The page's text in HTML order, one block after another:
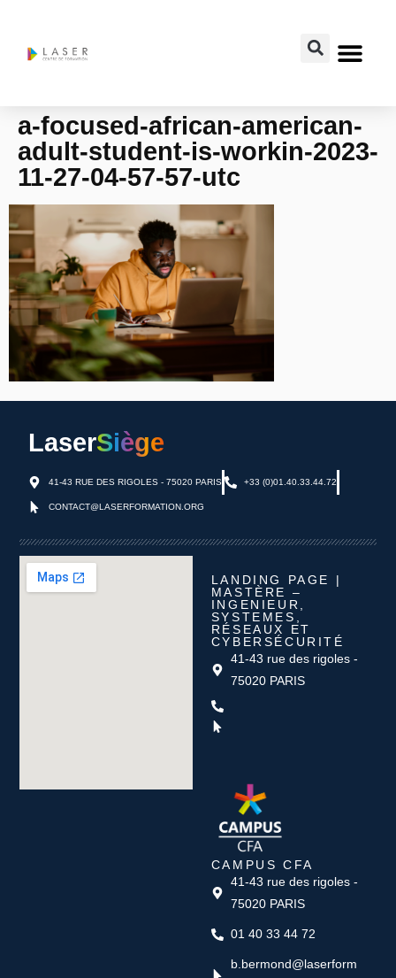
a-focused-african-american-
adult-student-is-workin-2023-
11-27-04-57-57-utc
LaserSiège
41-43 RUE DES RIGOLES - 75020 PARIS +33 (0)01.40.33.44.72
CONTACT@LASERFORMATION.ORG
LANDING PAGE |
MASTÈRE –
INGENIEUR,
SYSTEMES,
RÉSEAUX ET
CYBERSÉCURITÉ
41-43 rue des rigoles -
75020 PARIS
CAMPUS CFA
41-43 rue des rigoles -
75020 PARIS
01 40 33 44 72
b.bermond@laserform